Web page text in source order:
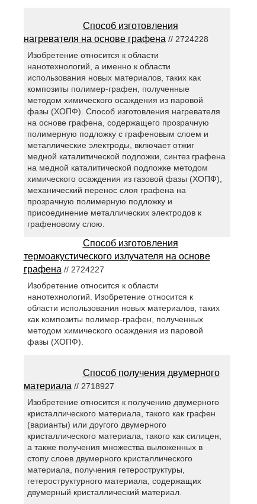
Способ изготовления
нагревателя на основе графена // 2724228
Изобретение относится к области
нанотехнологий, а именно к области
использования новых материалов, таких как
композиты полимер-графен, полученные
методом химического осаждения из паровой
фазы (ХОПФ). Способ изготовления нагревателя
на основе графена, содержащего прозрачную
полимерную подложку с графеновым слоем и
металлические электроды, включает отжиг
медной каталитической подложки, синтез графена
на медной каталитической подложке методом
химического осаждения из газовой фазы (ХОПФ),
механический перенос слоя графена на
прозрачную полимерную подложку и
присоединение металлических электродов к
графеновому слою.
Способ изготовления
термоакустического излучателя на основе
графена // 2724227
Изобретение относится к области
нанотехнологий. Изобретение относится к
области использования новых материалов, таких
как композиты полимер-графен, полученных
методом химического осаждения из паровой
фазы (ХОПФ).
Способ получения двумерного
материала // 2718927
Изобретение относится к получению двумерного
кристаллического материала, такого как графен
(варианты) или другого двумерного
кристаллического материала, такого как силицен,
а также получения множества выложенных в
стопу слоев двумерного кристаллического
материала, получения гетероструктуры,
гетероструктурного материала, содержащих
двумерный кристаллический материал.